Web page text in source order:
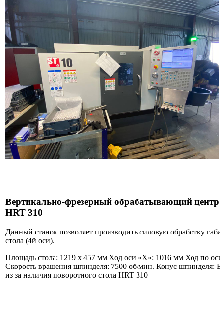
Вертикально-фрезерный обрабатывающий
HRT 310
Данный станок позволяет производить силовую обработку
стола (4й оси).
Площадь стола: 1219 х 457 мм Ход оси «X»: 1016 мм Ход по
Скорость вращения шпинделя: 7500 об/мин. Конус шпинделя:
из за наличия поворотного стола HRT 310